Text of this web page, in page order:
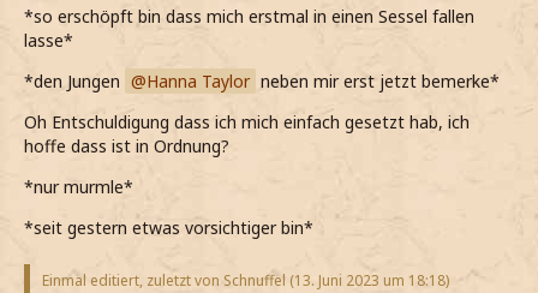
*so erschöpft bin dass mich erstmal in einen Sessel fallen
lasse*
*den Jungen
Hanna Taylor neben mir erst jetzt bemerke*
Oh Entschuldigung dass ich mich einfach gesetzt hab, ich
hoffe dass ist in Ordnung?
*nur murmle*
*seit gestern etwas vorsichtiger bin*
Einmal editiert, zuletzt von Schnuffel (13. Juni 2023 um 18:18)